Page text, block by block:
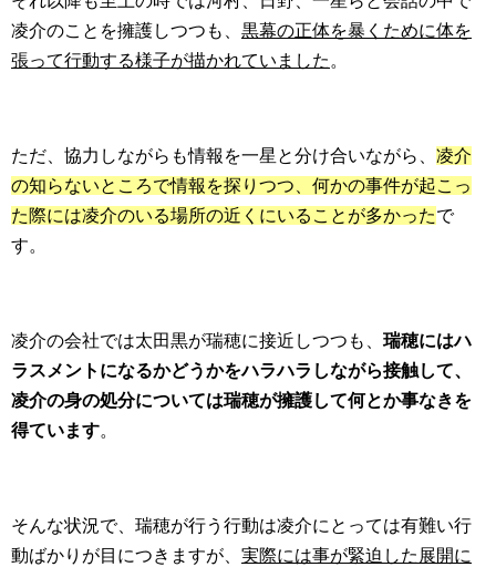
凌介のことを擁護しつつも、 黒幕の正体を暴くために体を
張って行動する様子が描かれていました 。
ただ、協力しながらも情報を一星と分け合いながら、 凌介
の知らないところで情報を探りつつ、何かの事件が起こっ
た際には凌介のいる場所の近くにいることが多かったで
す。
凌介の会社では太田黒が瑞穂に接近しつつも、 瑞穂にはハ
ラスメントになるかどうかをハラハラしながら接触して、
凌介の身の処分については瑞穂が擁護して何とか事なきを
得ています。
そんな状況で、瑞穂が行う行動は凌介にとっては有難い行
動ばかりが目につきますが、 実際には事が緊迫した展開に